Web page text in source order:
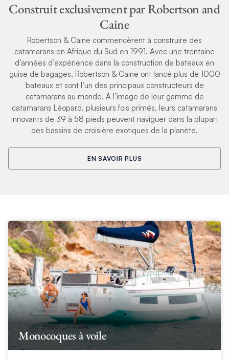
Construit exclusivement par Robertson and
Caine
Robertson & Caine commencèrent à construire des
catamarans en Afrique du Sud en 1991. Avec une trentaine
d’années d’expérience dans la construction de bateaux en
guise de bagages, Robertson & Caine ont lancé plus de 1000
bateaux et sont l’un des principaux constructeurs de
catamarans au monde. À l’image de leur gamme de
catamarans Léopard, plusieurs fois primés, leurs catamarans
innovants de 39 à 58 pieds peuvent naviguer dans la plupart
des bassins de croisière exotiques de la planète.
EN SAVOIR PLUS
Monocoques à voile